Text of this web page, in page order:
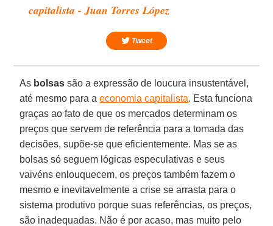
capitalista - Juan Torres López
Tweet
As bolsas são a expressão de loucura insustentável,
até mesmo para aeconomia capitalista. Esta funciona
graças ao fato de que os mercados determinam os
preços que servem de referência para a tomada das
decisões, supõe-se que eficientemente. Mas se as
bolsas só seguem lógicas especulativas e seus
vaivéns enlouquecem, os preços também fazem o
mesmo e inevitavelmente a crise se arrasta para o
sistema produtivo porque suas referências, os preços,
são inadequadas. Não é por acaso, mas muito pelo